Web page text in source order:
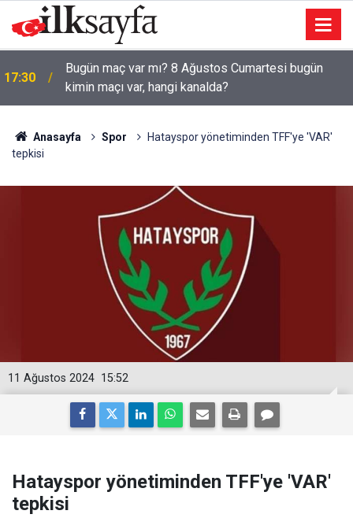
17:30
Bugün maç var mı? 8 Ağustos Cumartesi bugün
kimin maçı var, hangi kanalda?
17:00
3 bin 250 polis adayı alınacak! Başvurular başladı
Anasayfa Spor
Hatayspor yönetiminden TFF'ye 'VAR'
tepkisi
15:52
11 Ağustos 2024
Hatayspor yönetiminden TFF'ye 'VAR'
tepkisi